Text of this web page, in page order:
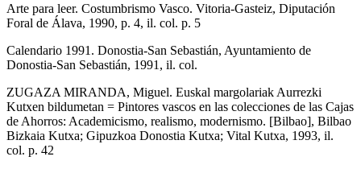
Arte para leer. Costumbrismo Vasco. Vitoria-Gasteiz, Diputación
Foral de Álava, 1990, p. 4, il. col. p. 5
Calendario 1991. Donostia-San Sebastián, Ayuntamiento de
Donostia-San Sebastián, 1991, il. col.
ZUGAZA MIRANDA, Miguel. Euskal margolariak Aurrezki
Kutxen bildumetan = Pintores vascos en las colecciones de las Cajas
de Ahorros: Academicismo, realismo, modernismo. [Bilbao], Bilbao
Bizkaia Kutxa; Gipuzkoa Donostia Kutxa; Vital Kutxa, 1993, il.
col. p. 42